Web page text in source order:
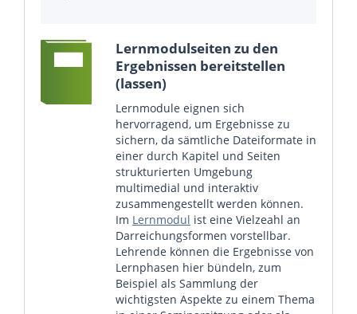
Lernmodulseiten zu den
Ergebnissen bereitstellen
(lassen)
Lernmodule eignen sich
hervorragend, um Ergebnisse zu
sichern, da sämtliche Dateiformate in
einer durch Kapitel und Seiten
strukturierten Umgebung
multimedial und interaktiv
zusammengestellt werden können.
Im Lernmodul ist eine Vielzeahl an
Darreichungsformen vorstellbar.
Lehrende können die Ergebnisse von
Lernphasen hier bündeln, zum
Beispiel als Sammlung der
wichtigsten Aspekte zu einem Thema